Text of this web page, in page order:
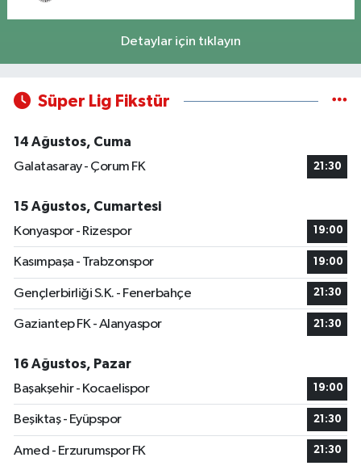
Detaylar için tıklayın
Süper Lig Fikstür
14 Ağustos, Cuma
Galatasaray - Çorum FK
21:30
15 Ağustos, Cumartesi
Konyaspor - Rizespor
19:00
Kasımpaşa - Trabzonspor 19:00
Gençlerbirliği S.K. - Fenerbahçe 21:30
Gaziantep FK - Alanyaspor 21:30
16 Ağustos, Pazar
Başakşehir - Kocaelispor
19:00
Beşiktaş - Eyüpspor 21:30
Amed - Erzurumspor FK 21:30